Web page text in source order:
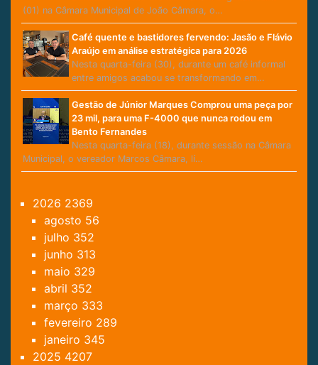
(01) na Câmara Municipal de João Câmara, o…
Café quente e bastidores fervendo: Jasão e Flávio
Araújo em análise estratégica para 2026
Nesta quarta-feira (30), durante um café informal
entre amigos acabou se transformando em…
Gestão de Júnior Marques Comprou uma peça por
23 mil, para uma F-4000 que nunca rodou em
Bento Fernandes
Nesta quarta-feira (18), durante sessão na Câmara
Municipal, o vereador Marcos Câmara, lí…
2026 2369
agosto 56
julho 352
junho 313
maio 329
abril 352
março 333
fevereiro 289
janeiro 345
2025 4207